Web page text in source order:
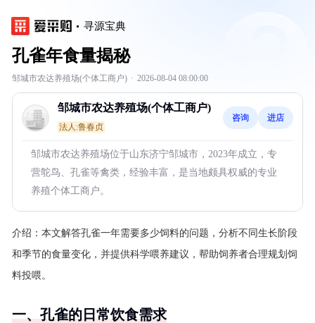
寻源宝典
孔雀年食量揭秘
邹城市农达养殖场(个体工商户) · 2026-08-04 08:00:00
邹城市农达养殖场(个体工商户)
法人:鲁春贞
咨询 进店
邹城市农达养殖场位于山东济宁邹城市，2023年成立，专
营鸵鸟、孔雀等禽类，经验丰富，是当地颇具权威的专业
养殖个体工商户。
介绍： 本文解答孔雀一年需要多少饲料的问题，分析不同生长阶段
和季节的食量变化，并提供科学喂养建议，帮助饲养者合理规划饲
料投喂。
一、孔雀的日常饮食需求